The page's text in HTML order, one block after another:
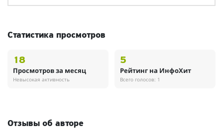
Статистика просмотров
18
Просмотров за месяц
Невысокая активность
5
Рейтинг на ИнфоХит
Всего голосов: 1
Отзывы об авторе